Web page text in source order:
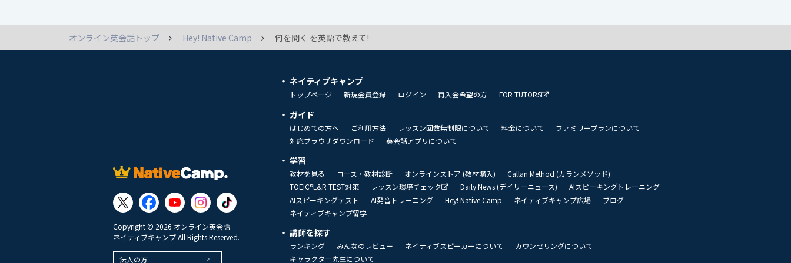
オンライン英会話トップ Hey! Native Camp 何を聞く を英語で教えて!
Copyright © 2026 オンライン英会話
ネイティブキャンプ All Rights Reserved.
法人の方
ネイティブキャンプ
トップページ 新規会員登録 ログイン 再入会希望の方 FOR TUTORS
ガイド
はじめての方へ ご利用方法 レッスン回数無制限について 料金について
ファミリープランについて
対応ブラウザダウンロード
英会話アプリについて
学習
教材を見る コース・教材診断 オンラインストア (教材購入)
Callan Method (カランメソッド)
TOEIC®L&R TEST対策
レッスン環境チェック Daily News (デイリーニュース)
AIスピーキングトレーニング
AIスピーキングテスト
AI発音トレーニング Hey! Native Camp ネイティブキャンプ広場
ブログ
ネイティブキャンプ留学
講師を探す
ランキング みんなのレビュー ネイティブスピーカーについて
カウンセリングについて
キャラクター先生について